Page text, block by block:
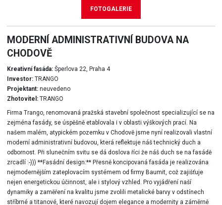
FOTOGALERIE
MODERNÍ ADMINISTRATIVNÍ BUDOVA NA
CHODOVĚ
Kreativní fasáda:Šperlova 22, Praha 4
Investor:TRANGO
Projektant:neuvedeno
Zhotovitel:TRANGO
Firma Trango, renomovaná pražská stavební společnost specializující se na
zejména fasády, se úspěšně etablovala i v oblasti výškových prací. Na
našem malém, atypickém pozemku v Chodově jsme nyní realizovali vlastní
moderní administrativní budovou, která reflektuje náš technický duch a
odbornost. Při slunečním svitu se dá doslova říci že náš duch se na fasádě
zrcadlí :-))) **Fasádní design:** Přesně koncipovaná fasáda je realizována
nejmodernějším zateplovacím systémem od firmy Baumit, což zajišťuje
nejen energetickou účinnost, ale i stylový vzhled. Pro vyjádření naší
dynamiky a zaměření na kvalitu jsme zvolili metalické barvy v odstínech
stříbrné a titanové, které navozují dojem elegance a modernity a záměrně